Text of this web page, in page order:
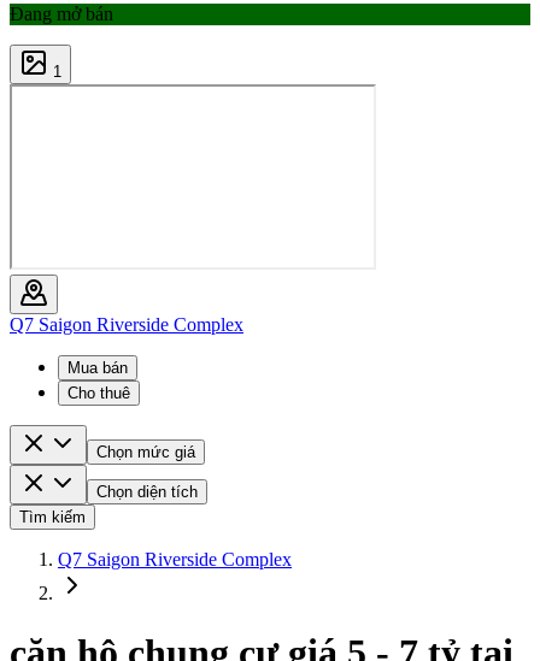
Đang mở bán
1
Q7 Saigon Riverside Complex
Mua bán
Cho thuê
Chọn mức giá
Chọn diện tích
Tìm kiếm
Q7 Saigon Riverside Complex
căn hộ chung cư giá 5 - 7 tỷ tại